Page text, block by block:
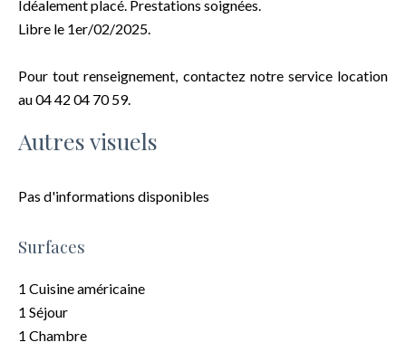
Idéalement placé. Prestations soignées.
Libre le 1er/02/2025.
Pour tout renseignement, contactez notre service location
au 04 42 04 70 59.
Autres visuels
Pas d'informations disponibles
Surfaces
1 Cuisine américaine
1 Séjour
1 Chambre